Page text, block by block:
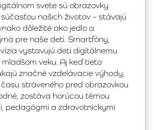
svete sú obrazovky
našich životov – stávajú
dôležité ako jedlo a
pre naše deti. Smartfóny,
vystavujú deti digitálnemu
veku. Aj keď tieto
značné vzdelávacie výhody,
stráveného pred obrazovkou
zostáva horúcou témou
pedagógmi a zdravotníckymi